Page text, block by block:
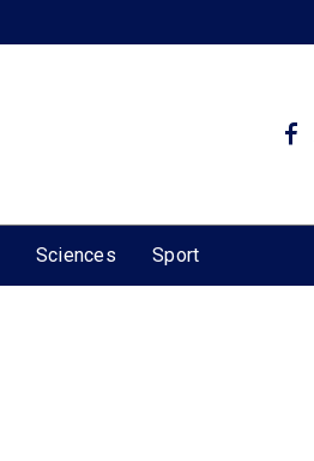
Sciences Sport